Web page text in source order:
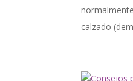
calzado